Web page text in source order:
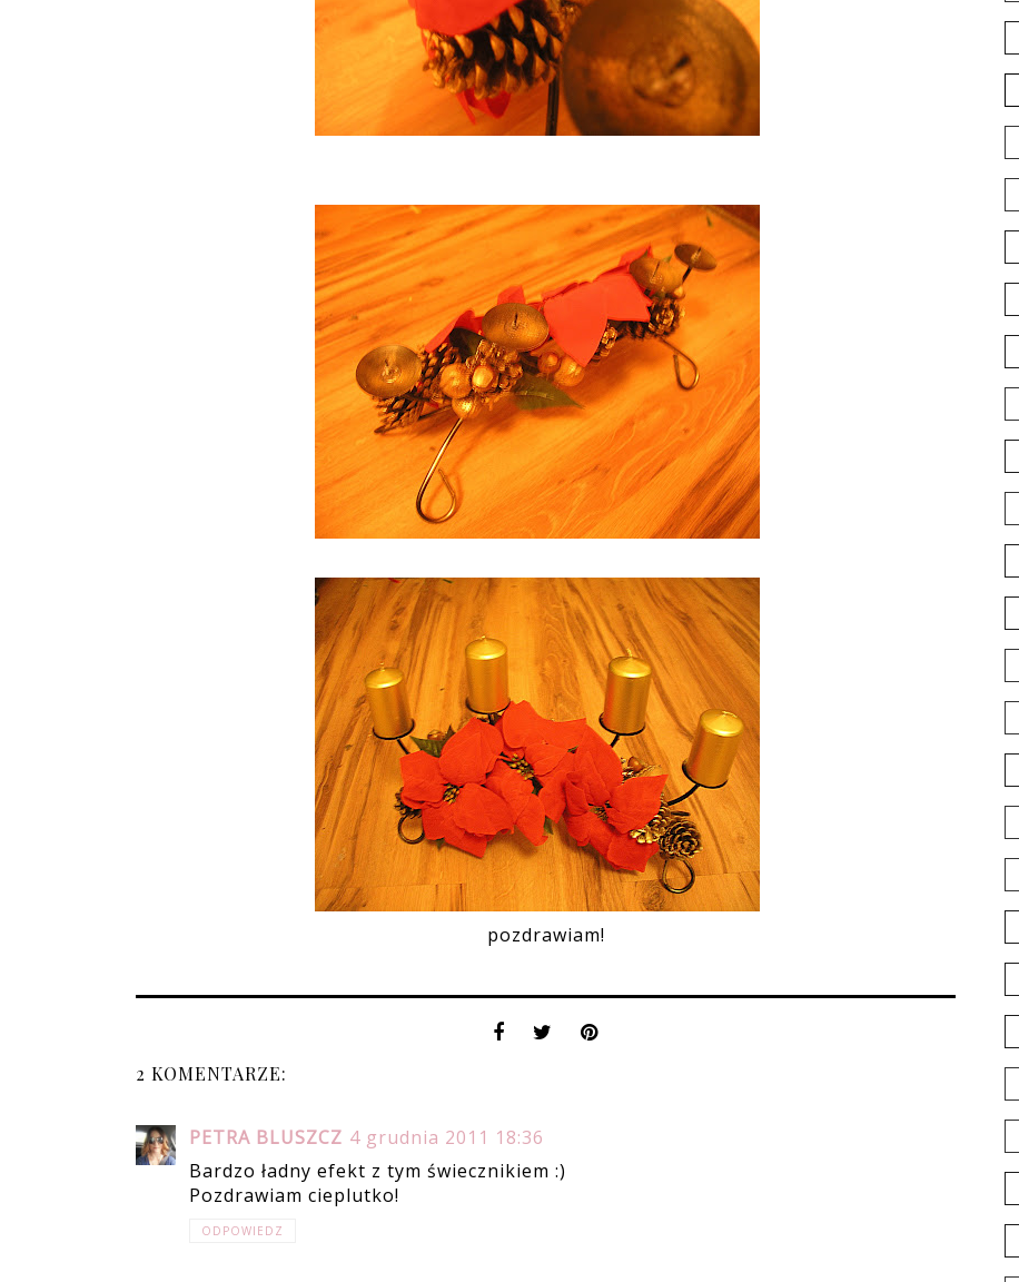
pozdrawiam!
2 KOMENTARZE:
PETRA BLUSZCZ 4 grudnia 2011 18:36
Bardzo ładny efekt z tym świecznikiem :)
Pozdrawiam cieplutko!
ODPOWIEDZ